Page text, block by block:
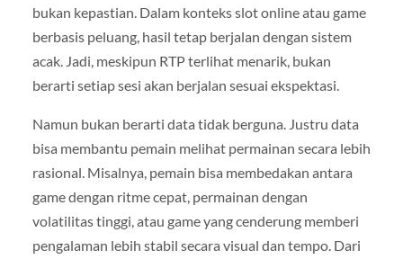
bukan kepastian. Dalam konteks slot online atau game
berbasis peluang, hasil tetap berjalan dengan sistem
acak. Jadi, meskipun RTP terlihat menarik, bukan
berarti setiap sesi akan berjalan sesuai ekspektasi.
Namun bukan berarti data tidak berguna. Justru data
bisa membantu pemain melihat permainan secara lebih
rasional. Misalnya, pemain bisa membedakan antara
game dengan ritme cepat, permainan dengan
volatilitas tinggi, atau game yang cenderung memberi
pengalaman lebih stabil secara visual dan tempo. Dari